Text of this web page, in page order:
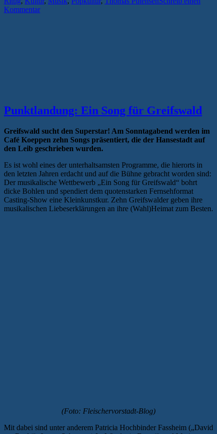
Band
Kommentar
Punktlandung: Ein Song für Greifswald
Greifswald sucht den Superstar! Am Sonntagabend werden im
Café Koeppen zehn Songs präsentiert, die der Hansestadt auf
den Leib geschrieben wurden.
Es ist wohl eines der unterhaltsamsten Programme, die hierorts in
den letzten Jahren erdacht und auf die Bühne gebracht worden sind:
Der musikalische Wettbewerb „Ein Song für Greifswald“ bohrt
dicke Bohlen und spendiert dem quotenstarken Fernsehformat
Casting-Show eine Kleinkunstkur. Zehn Greifswalder geben ihre
musikalischen Liebeserklärungen an ihre (Wahl)Heimat zum Besten.
(Foto: Fleischervorstadt-Blog)
Mit dabei sind unter anderem Patricia Hochbinder Fassheim („David